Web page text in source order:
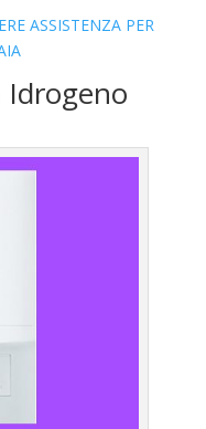
ASSISTENZA PER
Idrogeno